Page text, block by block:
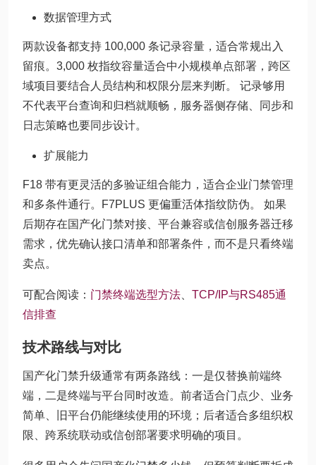
数据管理方式
两款设备都支持 100,000 条记录容量，适合常规出入
留痕。3,000 枚指纹容量适合中小规模单点部署，跨区
域项目要结合人员结构和权限分层来判断。 记录够用
不代表平台查询和归档就顺畅，服务器侧存储、同步和
日志策略也要同步设计。
扩展能力
F18 带有更灵活的多验证组合能力，适合企业门禁管理
和多条件通行。F7PLUS 更偏重活体指纹防伪。 如果
后期存在国产化门禁对接、平台兼容或信创服务器迁移
需求，优先确认接口清单和部署条件，而不是只看终端
卖点。
可配合阅读： 门禁终端选型方法
TCP/IP与RS485通
信排查
技术路线与对比
国产化门禁升级通常有两条路线：一是仅替换前端终
端，二是终端与平台同时改造。前者适合门点少、业务
简单、旧平台仍能继续使用的环境；后者适合多组织权
限、跨系统联动或信创部署要求明确的项目。